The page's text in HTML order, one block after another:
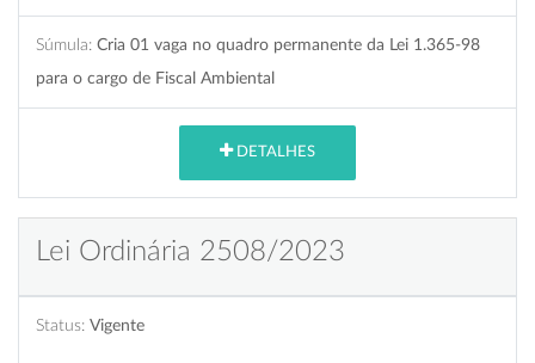
Súmula: Cria 01 vaga no quadro permanente da Lei 1.365-98
para o cargo de Fiscal Ambiental
DETALHES
Lei Ordinária 2508/2023
Status: Vigente